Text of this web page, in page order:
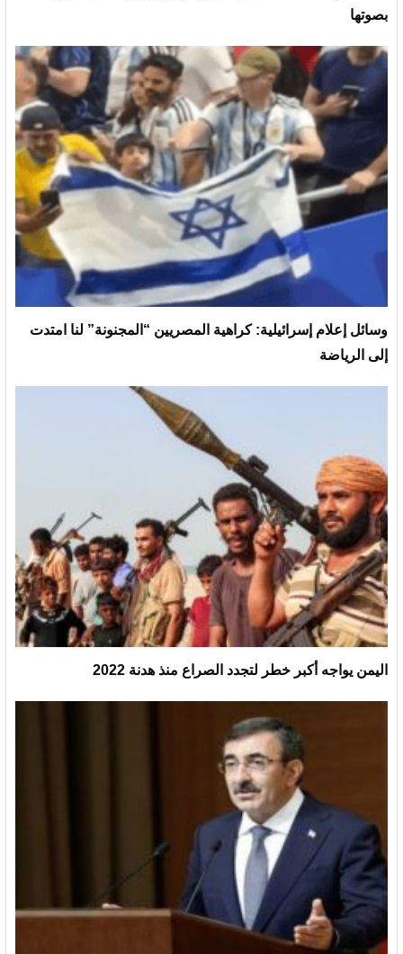
بصوتها
وسائل إعلام إسرائيلية: كراهية المصريين “المجنونة” لنا امتدت
إلى الرياضة
اليمن يواجه أكبر خطر لتجدد الصراع منذ هدنة 2022